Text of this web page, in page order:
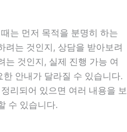
는 먼저 목적을 분명히 하는
려는 것인지, 상담을 받아보려
는 것인지, 실제 진행 가능 여
안내가 달라질 수 있습니다.
리되어 있으면 여러 내용을 보
수 있습니다.